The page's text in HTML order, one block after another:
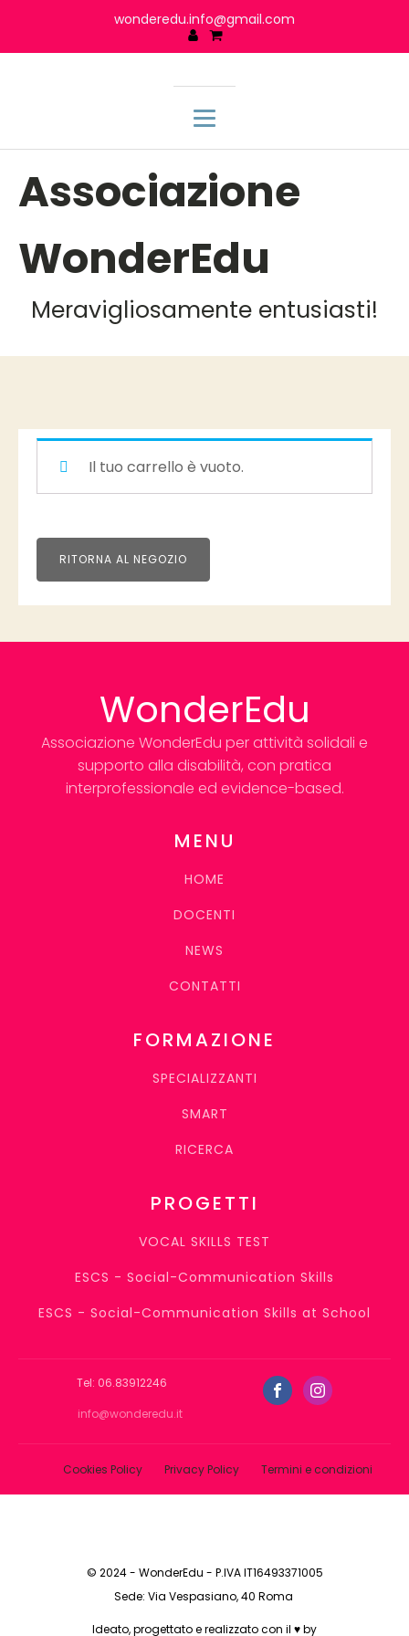
wonderedu.info@gmail.com
Associazione
WonderEdu
Meravigliosamente entusiasti!
Il tuo carrello è vuoto.
RITORNA AL NEGOZIO
WonderEdu
Associazione WonderEdu per attività solidali e
supporto alla disabilità, con pratica
interprofessionale ed evidence-based.
MENU
HOME
DOCENTI
NEWS
CONTATTI
FORMAZIONE
SPECIALIZZANTI
SMART
RICERCA
PROGETTI
VOCAL SKILLS TEST
ESCS - Social-Communication Skills
ESCS - Social-Communication Skills at School
Tel: 06.83912246
info@wonderedu.it
Cookies Policy Privacy Policy Termini e condizioni
© 2024 - WonderEdu - P.IVA IT16493371005
Sede: Via Vespasiano, 40 Roma
Ideato, progettato e realizzato con il ♥ by